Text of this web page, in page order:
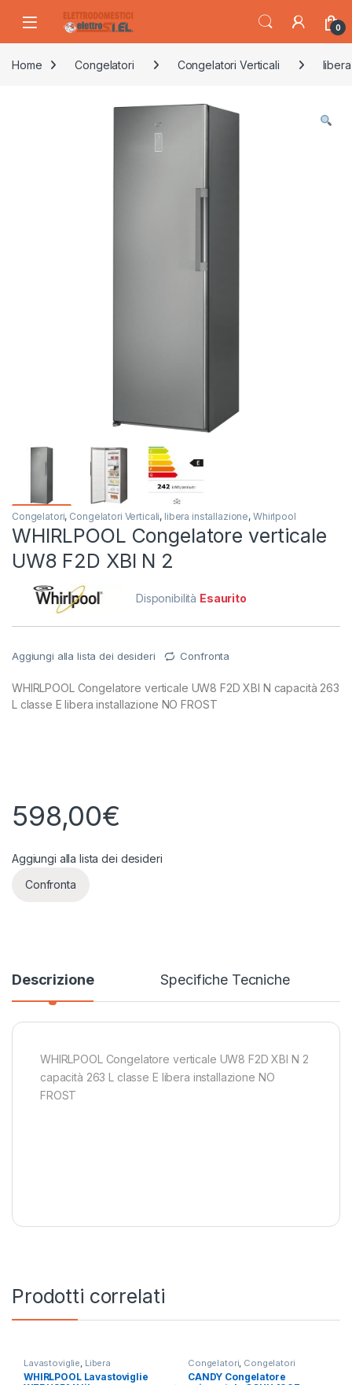
0
Home Congelatori Congelatori Verticali
Congelatori, Congelatori Verticali, libera installazione, Whirlpool
WHIRLPOOL Congelatore verticale
UW8 F2D XBI N 2
Disponibilità Esaurito
Aggiungi alla lista dei desideri Confronta
WHIRLPOOL Congelatore verticale UW8 F2D XBI N capacità 263
L classe E libera installazione NO FROST
598,00€
Aggiungi alla lista dei desideri
Confronta
Descrizione Specifiche Tecniche
WHIRLPOOL Congelatore verticale UW8 F2D XBI N 2
capacità 263 L classe E libera installazione NO
FROST
Prodotti correlati
Lavastoviglie Libera
Installazione, Whirlpool
WHIRLPOOL Lavastoviglie
Congelatori Congelatori
Orizzontali Indesit
CANDY Congelatore